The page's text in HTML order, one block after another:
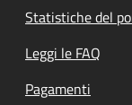
Statistiche del
Leggi le FAQ
Pagamenti